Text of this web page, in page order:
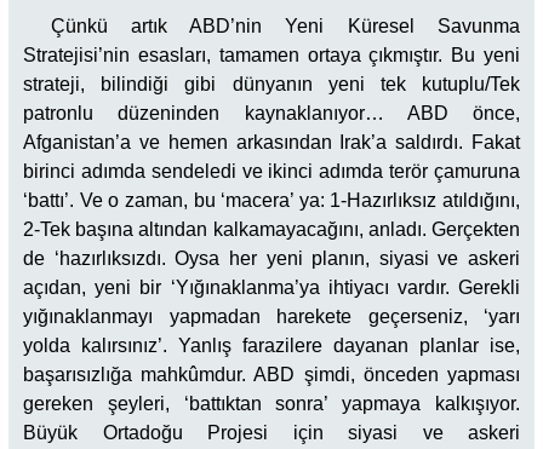
Çünkü artık ABD’nin Yeni Küresel Savunma
Stratejisi’nin esasları, tamamen ortaya çıkmıştır. Bu yeni
strateji, bilindiği gibi dünyanın yeni tek kutuplu/Tek
patronlu düzeninden kaynaklanıyor… ABD önce,
Afganistan’a ve hemen arkasından Irak’a saldırdı. Fakat
birinci adımda sendeledi ve ikinci adımda terör çamuruna
‘battı’. Ve o zaman, bu ‘macera’ ya: 1-Hazırlıksız atıldığını,
2-Tek başına altından kalkamayacağını, anladı. Gerçekten
de ‘hazırlıksızdı. Oysa her yeni planın, siyasi ve askeri
açıdan, yeni bir ‘Yığınaklanma’ya ihtiyacı vardır. Gerekli
yığınaklanmayı yapmadan harekete geçerseniz, ‘yarı
yolda kalırsınız’. Yanlış farazilere dayanan planlar ise,
başarısızlığa mahkûmdur. ABD şimdi, önceden yapması
gereken şeyleri, ‘battıktan sonra’ yapmaya kalkışıyor.
Büyük Ortadoğu Projesi için siyasi ve askeri